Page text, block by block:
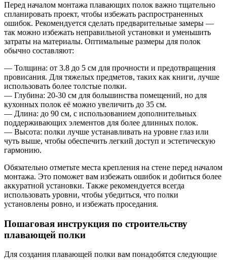
Перед началом монтажа плавающих полок важно тщательно
спланировать проект, чтобы избежать распространенных
ошибок. Рекомендуется сделать предварительные замеры —
так можно избежать неправильной установки и уменьшить
затраты на материалы. Оптимальные размеры для полок
обычно составляют:
— Толщина: от 3.8 до 5 см для прочности и предотвращения
провисания. Для тяжелых предметов, таких как книги, лучше
использовать более толстые полки.
— Глубина: 20-30 см для большинства помещений, но для
кухонных полок её можно увеличить до 35 см.
— Длина: до 90 см, с использованием дополнительных
поддерживающих элементов для более длинных полок.
— Высота: полки лучше устанавливать на уровне глаз или
чуть выше, чтобы обеспечить легкий доступ и эстетическую
гармонию.
Обязательно отметьте места крепления на стене перед началом
монтажа. Это поможет вам избежать ошибок и добиться более
аккуратной установки. Также рекомендуется всегда
использовать уровни, чтобы убедиться, что полки
установлены ровно, и избежать проседания.
Пошаговая инструкция по строительству
плавающей полки
Для создания плавающей полки вам понадобятся следующие